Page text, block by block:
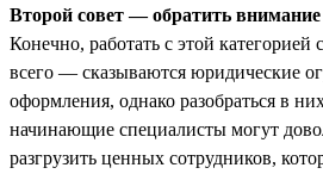
Второй совет — обратить внимание
Конечно, работать с этой категорией
всего — сказываются юридические
оформления, однако разобраться в
начинающие специалисты могут
разгрузить ценных сотрудников,